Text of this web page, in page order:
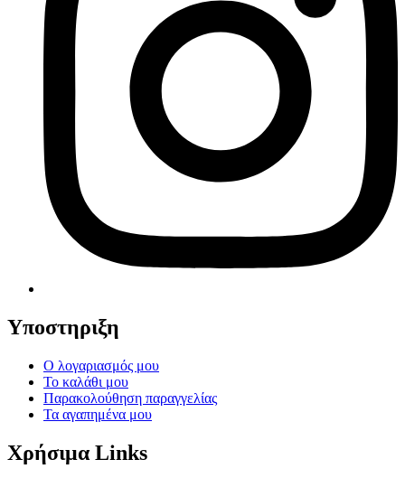
Υποστηριξη
Ο λογαριασμός μου
Το καλάθι μου
Παρακολούθηση παραγγελίας
Τα αγαπημένα μου
Χρήσιμα Links